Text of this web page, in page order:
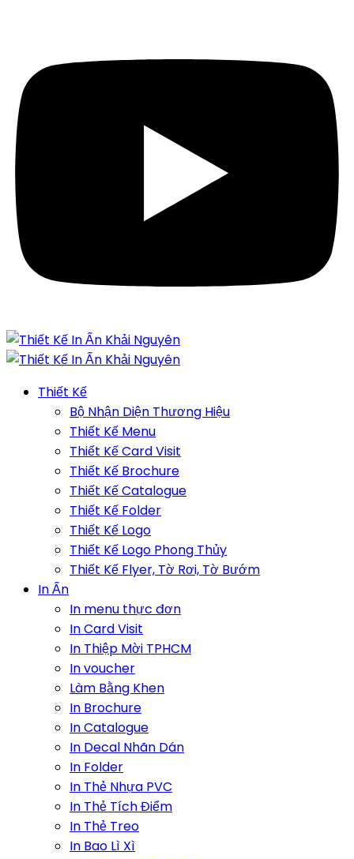
Thiết Kế
Bộ Nhận Diện Thương Hiệu
Thiết Kế Menu
Thiết Kế Card Visit
Thiết Kế Brochure
Thiết Kế Catalogue
Thiết Kế Folder
Thiết Kế Logo
Thiết Kế Logo Phong Thủy
Thiết Kế Flyer, Tờ Rơi, Tờ Bướm
In Ấn
In menu thực đơn
In Card Visit
In Thiệp Mời TPHCM
In voucher
Làm Bằng Khen
In Brochure
In Catalogue
In Decal Nhãn Dán
In Folder
In Thẻ Nhựa PVC
In Thẻ Tích Điểm
In Thẻ Treo
In Bao Lì Xì